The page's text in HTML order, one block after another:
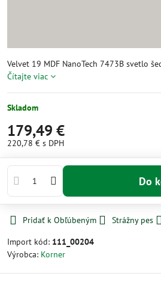
Velvet 19 MDF NanoTech 7473B svetlo
Čítajte viac
Skladom
179,49 €
220,78 € s DPH
Do
Pridať k Obľúbeným Strážny pes
Import kód: 111_00204
Výrobca: Korner